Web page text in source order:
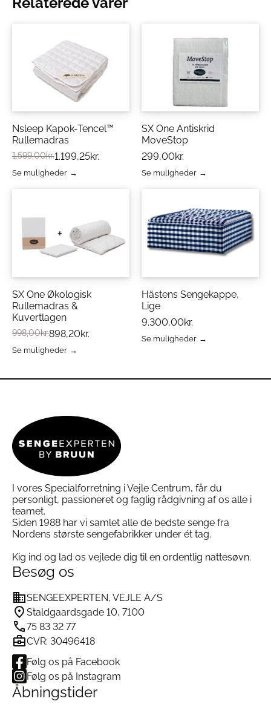
Nsleep Kapok-Tencel™
Rullemadras
1.599,00kr.1.199,25kr.
Se muligheder
flere
Mulighederne
kan
SX One Antiskrid
MoveStop
299,00kr.
Se muligheder
flere
varianter.
Mulighederne
kan
SX One Økologisk
Rullemadras &
Kuvertlagen
998,00kr.898,20kr.
Se muligheder
har
Mulighederne
kan
vælges
på
varesiden
Hästens Sengekappe,
Lige
9.300,00kr.
Se muligheder
flere
I vores Specialforretning i Vejle Centrum, får du
personligt, passioneret og faglig rådgivning af os alle i
teamet.
Siden 1988 har vi samlet alle de bedste senge fra
Nordens største sengefabrikker under ét tag.
Kig ind og lad os vejlede dig til en ordentlig nattesøvn.
Besøg os
SENGEEXPERTEN, VEJLE A/S
Staldgaardsgade 10, 7100
75 83 32 77
CVR: 30496418
Følg os på Facebook
Følg os på Instagram
Åbningstider